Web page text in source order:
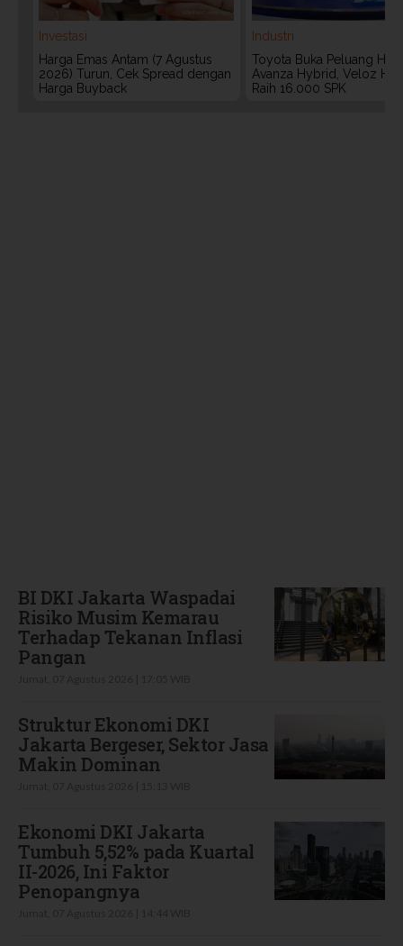
Investasi
Harga Emas Antam (7 Agustus
2026) Turun, Cek Spread dengan
Harga Buyback
Industri
Toyota Buka Peluang
Avanza Hybrid, Veloz
Raih 16.000 SPK
BI DKI Jakarta Waspadai
Risiko Musim Kemarau
Terhadap Tekanan Inflasi
Pangan
Struktur Ekonomi DKI
Jakarta Bergeser, Sektor Jasa
Makin Dominan
Ekonomi DKI Jakarta
Tumbuh 5,52% pada Kuartal
II-2026, Ini Faktor
Penopangnya